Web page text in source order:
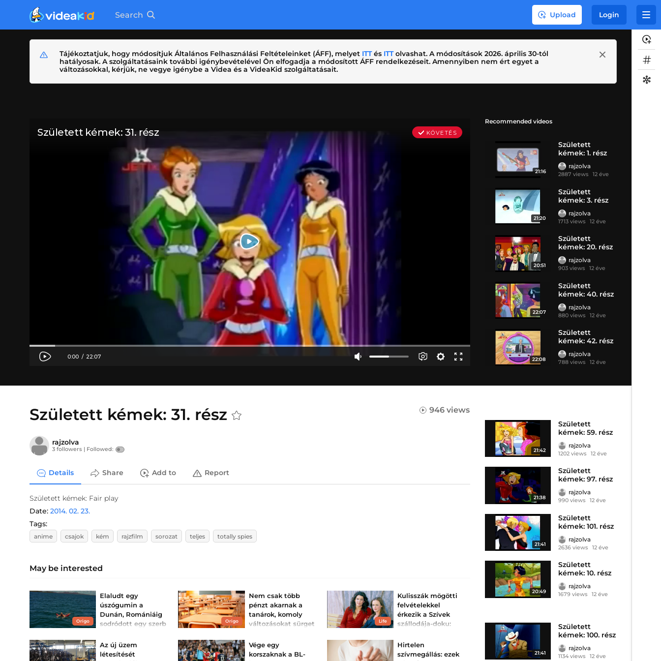
Search Upload Login
Tájékoztatjuk, hogy módosítjuk Általános Felhasználási Feltételeinket (ÁFF), melyet ITTés ITTolvashat. A módosítások 2026. április 30-tól
hatályosak. A szolgáltatásaink további igénybevételével Ön elfogadja a módosított ÁFF rendelkezéseit. Amennyiben nem ért egyet a
változásokkal, kérjük, ne vegye igénybe a Videa és a VideaKid szolgáltatásait.
Recommended videos
21:16
Született
kémek: 1. rész
rajzolva
2887 views 12 éve
21:20
Született
kémek: 3. rész
rajzolva
1713 views 12 éve
20:51
Született
kémek: 20. rész
rajzolva
903 views 12 éve
22:07
Született
kémek: 40. rész
rajzolva
880 views 12 éve
22:08
Született
kémek: 42. rész
rajzolva
788 views 12 éve
Született kémek: 31. rész 946 views
rajzolva
3 followers | Followed:
Details Share Add to Report
Született kémek: Fair play
Date: 2014. 02. 23.
Tags:
anime csajok kém rajzfilm sorozat teljes totally spies
May be interested
Origo
Elaludt egy
úszógumin a
Dunán, Romániáig
sodródott egy szerb
Egy ártatlannak tűnő
szunyókálásból
mentőakció lett.
Origo
Nem csak több
pénzt akarnak a
tanárok, komoly
változásokat sürget
Újabb részletek derültek
ki a tanárok követeléseiről.
Life
Kulisszák mögötti
felvételekkel
érkezik a Szívek
szállodája-doku:
jelenetek és vissz...
Soha nem látott jelenetek
és visszaemlékezések
Az új üzem
létesítését
Vége egy
korszaknak a BL-
Hirtelen
szívmegállás: ezek
21:42
Született
kémek: 59. rész
rajzolva
1202 views 12 éve
21:38
Született
kémek: 97. rész
rajzolva
990 views 12 éve
21:41
Született
kémek: 101. rész
rajzolva
2636 views 12 éve
20:49
Született
kémek: 10. rész
rajzolva
1679 views 12 éve
21:41
Született
kémek: 100. rész
rajzolva
1134 views 12 éve